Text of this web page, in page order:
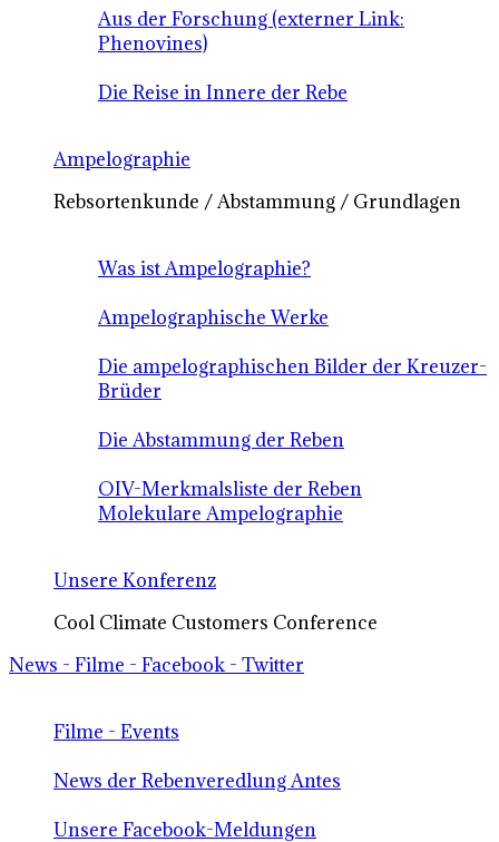
Aus der Forschung (externer Link:
Phenovines)
Die Reise in Innere der Rebe
Ampelographie
Rebsortenkunde / Abstammung / Grundlagen
Was ist Ampelographie?
Ampelographische Werke
Die ampelographischen Bilder der Kreuzer-
Brüder
Die Abstammung der Reben
OIV-Merkmalsliste der Reben
Molekulare Ampelographie
Unsere Konferenz
Cool Climate Customers Conference
News - Filme - Facebook - Twitter
Filme - Events
News der Rebenveredlung Antes
Unsere Facebook-Meldungen